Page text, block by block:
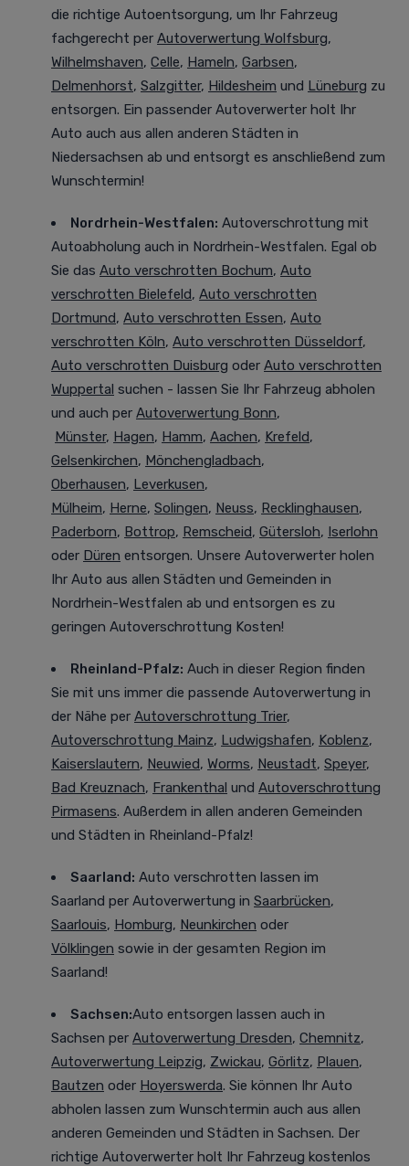
die richtige Autoentsorgung, um Ihr Fahrzeug
fachgerecht per Autoverwertung Wolfsburg,
Wilhelmshaven, Celle, Hameln, Garbsen,
Delmenhorst, Salzgitter, Hildesheim und Lüneburg zu
entsorgen. Ein passender Autoverwerter holt Ihr
Auto auch aus allen anderen Städten in
Niedersachsen ab und entsorgt es anschließend zum
Wunschtermin!
Nordrhein-Westfalen: Autoverschrottung mit
Autoabholung auch in Nordrhein-Westfalen. Egal ob
Sie das Auto verschrotten Bochum, Auto
verschrotten Bielefeld, Auto verschrotten
Dortmund, Auto verschrotten Essen, Auto
verschrotten Köln, Auto verschrotten Düsseldorf,
Auto verschrotten Duisburg oder Auto verschrotten
Wuppertal suchen - lassen Sie Ihr Fahrzeug abholen
und auch per Autoverwertung Bonn,
Münster, Hagen, Hamm, Aachen, Krefeld,
Gelsenkirchen, Mönchengladbach,
Oberhausen, Leverkusen,
Mülheim, Herne, Solingen, Neuss, Recklinghausen,
Paderborn, Bottrop, Remscheid, Gütersloh, Iserlohn
oder Düren entsorgen. Unsere Autoverwerter holen
Ihr Auto aus allen Städten und Gemeinden in
Nordrhein-Westfalen ab und entsorgen es zu
geringen Autoverschrottung Kosten!
Rheinland-Pfalz: Auch in dieser Region finden
Sie mit uns immer die passende Autoverwertung in
der Nähe per Autoverschrottung Trier,
Autoverschrottung Mainz, Ludwigshafen, Koblenz,
Kaiserslautern, Neuwied, Worms, Neustadt, Speyer,
Bad Kreuznach, Frankenthal und Autoverschrottung
Pirmasens. Außerdem in allen anderen Gemeinden
und Städten in Rheinland-Pfalz!
Saarland: Auto verschrotten lassen im
Saarland per Autoverwertung in Saarbrücken,
Saarlouis, Homburg, Neunkirchen oder
Völklingen sowie in der gesamten Region im
Saarland!
Sachsen:Auto entsorgen lassen auch in
Sachsen per Autoverwertung Dresden, Chemnitz,
Autoverwertung Leipzig, Zwickau, Görlitz, Plauen,
Bautzen oder Hoyerswerda. Sie können Ihr Auto
abholen lassen zum Wunschtermin auch aus allen
anderen Gemeinden und Städten in Sachsen. Der
richtige Autoverwerter holt Ihr Fahrzeug kostenlos